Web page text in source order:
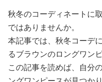
秋冬のコーディネートに
ではありませんか。
本記事では、秋冬コーデ
るブラウンのロングワン
この記事を読めば、自分